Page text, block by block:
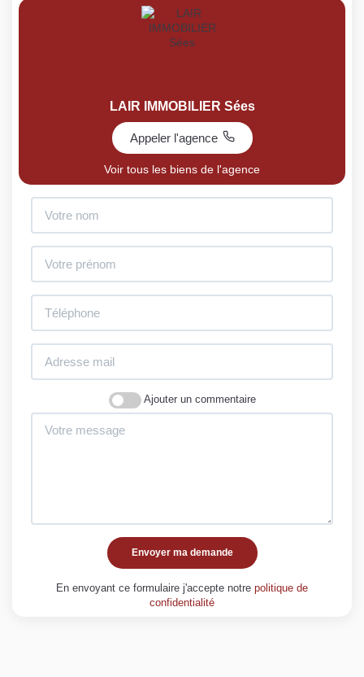
LAIR IMMOBILIER Sées
Appeler l'agence
Voir tous les biens de l'agence
Ajouter un commentaire
Envoyer ma demande
En envoyant ce formulaire j'accepte notre politique de
confidentialité